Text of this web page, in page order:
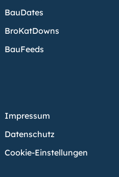
BauDates
BroKatDowns
BauFeeds
Impressum
Datenschutz
Cookie-Einstellungen